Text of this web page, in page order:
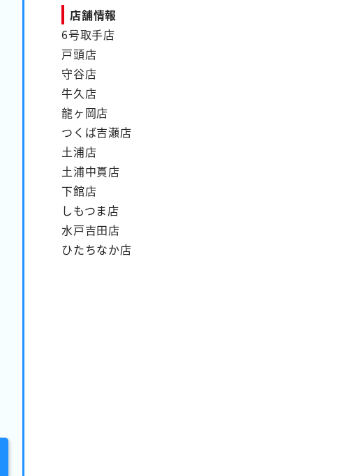
店舗情報
6号取手店
戸頭店
守谷店
牛久店
龍ヶ岡店
つくば吉瀬店
土浦店
土浦中貫店
下館店
しもつま店
水戸吉田店
ひたちなか店